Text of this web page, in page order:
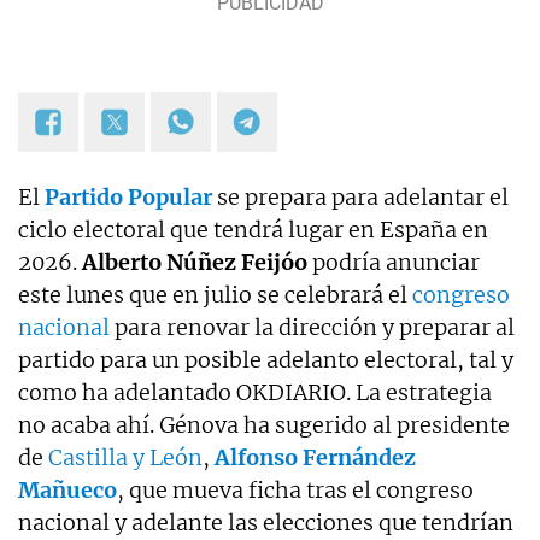
ElPartidoPopularse prepara para adelantar el
ciclo electoral que tendrá lugar en España en
2026.Alberto Núñez Feijóopodría anunciar
este lunes que en julio se celebrará elcongreso
nacionalpara renovar la dirección y preparar al
partido para un posible adelanto electoral, tal y
como ha adelantado OKDIARIO. La estrategia
no acaba ahí. Génova ha sugerido al presidente
de Castilla y León,Alfonso Fernández
Mañueco, que mueva ficha tras el congreso
nacional y adelante las elecciones que tendrían